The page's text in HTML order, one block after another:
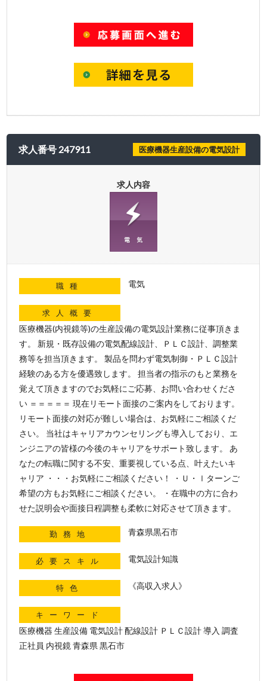
求人番号 247911 医療機器生産設備の電気設計
求人内容
職種 電気
求人概要
医療機器(内視鏡等)の生産設備の電気設計業務に従事頂きま
す。 新規・既存設備の電気配線設計、ＰＬＣ設計、調整業
務等を担当頂きます。 製品を問わず電気制御・ＰＬＣ設計
経験のある方を優遇致します。 担当者の指示のもと業務を
覚えて頂きますのでお気軽にご応募、お問い合わせくださ
い ＝＝＝＝＝ 現在リモート面接のご案内をしております。
リモート面接の対応が難しい場合は、お気軽にご相談くだ
さい。 当社はキャリアカウンセリングも導入しており、エ
ンジニアの皆様の今後のキャリアをサポート致します。 あ
なたの転職に関する不安、重要視している点、叶えたいキ
ャリア ・・・お気軽にご相談ください！ ・Ｕ・ｌターンご
希望の方もお気軽にご相談ください。 ・在職中の方に合わ
せた説明会や面接日程調整も柔軟に対応させて頂きます。
勤務地 青森県黒石市
必要スキル 電気設計知識
特色 《高収入求人》
キーワード
医療機器 生産設備 電気設計 配線設計 ＰＬＣ設計 導入 調査
正社員 内視鏡 青森県 黒石市